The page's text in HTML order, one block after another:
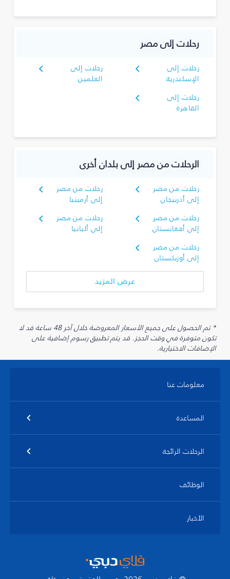
رحلات إلى مصر
رحلات إلى
الإسكندرية
رحلات إلى
العلمين
رحلات إلى
القاهرة
الرحلات من مصر إلى بلدان أخرى
رحلات من مصر
إلى أذربيجان
رحلات من مصر
إلى أرمينيا
رحلات من مصر
إلى أفغانستان
رحلات من مصر
إلى ألبانيا
رحلات من مصر
إلى أوزبكستان
عرض المزيد
* تم الحصول على جميع الأسعار المعروضة خلال آخر 48 ساعة قد لا
تكون متوفرة في وقت الحجز. قد يتم تطبيق رسوم إضافية على
الإضافات الاختيارية.
معلومات عنا
المساعدة
الرحلات الرائجة
الوظائف
الأخبار